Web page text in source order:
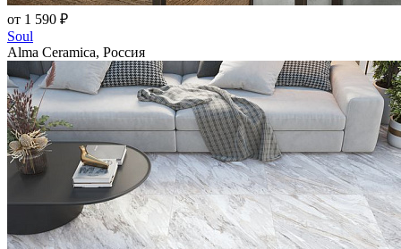
от 1 590 ₽
Soul
Alma Ceramica, Россия